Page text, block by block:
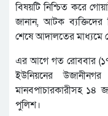
বিষয়টি নিশ্চিত করে
জানান, আটক ব্যক্তিদের
শেষে আদালতের মাধ্যমে
এর আগে গত রোববার (১৭
ইউনিয়নের
মানবপাচারকারীসহ
পুলিশ।